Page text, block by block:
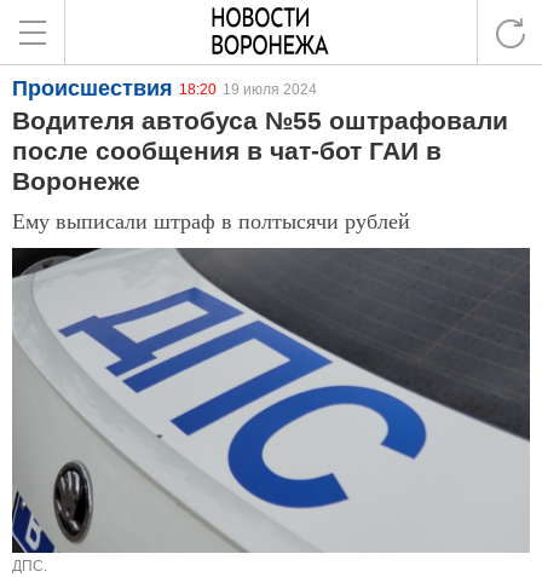
Происшествия 18:20 19 июля 2024
Водителя автобуса №55 оштрафовали
после сообщения в чат-бот ГАИ в
Воронеже
Ему выписали штраф в полтысячи рублей
ДПС.